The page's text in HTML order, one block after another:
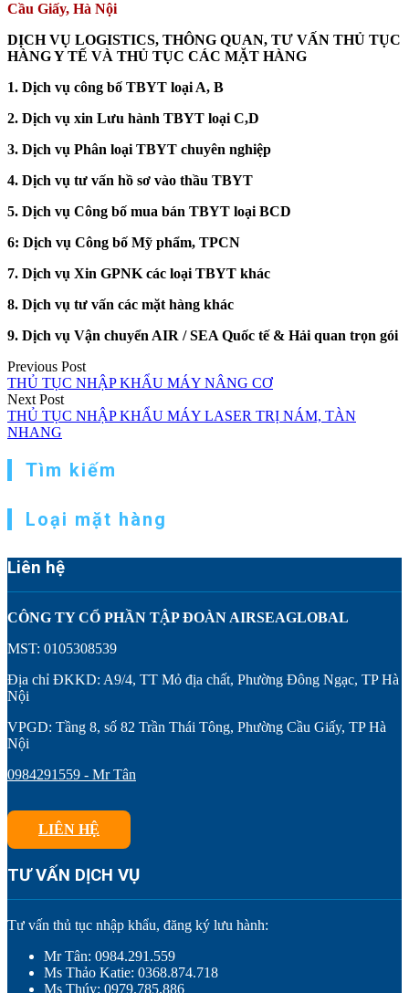
Cầu Giấy, Hà Nội
DỊCH VỤ LOGISTICS, THÔNG QUAN, TƯ VẤN THỦ TỤC
HÀNG Y TẾ VÀ THỦ TỤC CÁC MẶT HÀNG
1. Dịch vụ công bố TBYT loại A, B
2. Dịch vụ xin Lưu hành TBYT loại C,D
3. Dịch vụ Phân loại TBYT chuyên nghiệp
4. Dịch vụ tư vấn hồ sơ vào thầu TBYT
5. Dịch vụ Công bố mua bán TBYT loại BCD
6: Dịch vụ Công bố Mỹ phẩm, TPCN
7. Dịch vụ Xin GPNK các loại TBYT khác
8. Dịch vụ tư vấn các mặt hàng khác
9. Dịch vụ Vận chuyển AIR / SEA Quốc tế & Hải quan trọn gói
Điều
hướng
bài
viết
Previous Post
THỦ TỤC NHẬP KHẨU MÁY NÂNG CƠ
Next Post
THỦ TỤC NHẬP KHẨU MÁY LASER TRỊ NÁM, TÀN
NHANG
Tìm kiếm
Loại mặt hàng
Liên hệ
CÔNG TY CỔ PHẦN TẬP ĐOÀN AIRSEAGLOBAL
MST: 0105308539
Địa chỉ ĐKKD: A9/4, TT Mỏ địa chất, Phường Đông Ngạc, TP Hà
Nội
VPGD: Tầng 8, số 82 Trần Thái Tông, Phường Cầu Giấy, TP Hà
Nội
0984291559 - Mr Tân
LIÊN HỆ
TƯ VẤN DỊCH VỤ
Tư vấn thủ tục nhập khẩu, đăng ký lưu hành:
Mr Tân: 0984.291.559
Ms Thảo Katie: 0368.874.718
Ms Thúy: 0979.785.886